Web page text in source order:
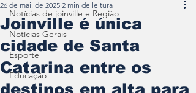
Notícias de joinville e Região
Notícias Gerais
Esporte
Educação
Joinville é única
cidade de Santa
Catarina entre os
destinos em alta para
26 de mai. de 2025 2 min de leitura